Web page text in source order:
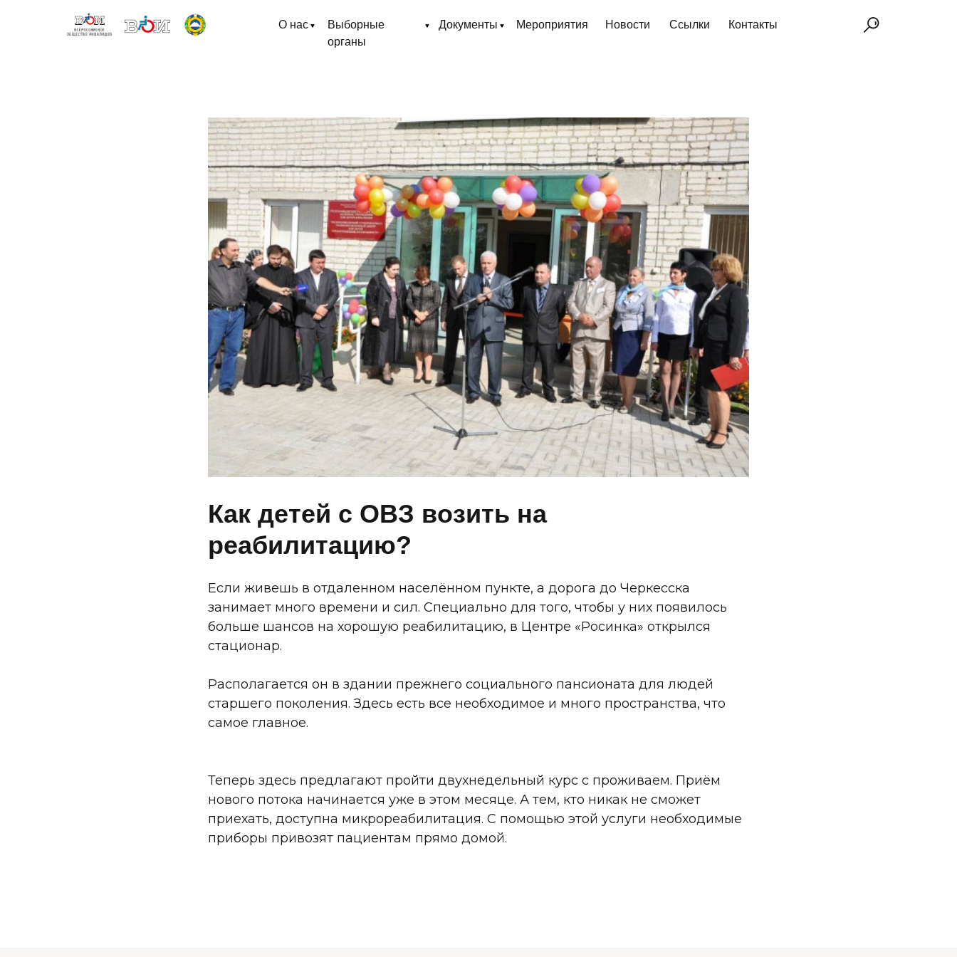
О нас
Выборные
органы
Документы Мероприятия Новости Ссылки Контакты
Как детей с ОВЗ возить на
реабилитацию?
Если живешь в отдаленном населённом пункте, а дорога до Черкесска
занимает много времени и сил. Специально для того, чтобы у них появилось
больше шансов на хорошую реабилитацию, в Центре «Росинка» открылся
стационар.
Располагается он в здании прежнего социального пансионата для людей
старшего поколения. Здесь есть все необходимое и много пространства, что
самое главное.
Теперь здесь предлагают пройти двухнедельный курс с проживаем. Приём
нового потока начинается уже в этом месяце. А тем, кто никак не сможет
приехать, доступна микрореабилитация. С помощью этой услуги необходимые
приборы привозят пациентам прямо домой.